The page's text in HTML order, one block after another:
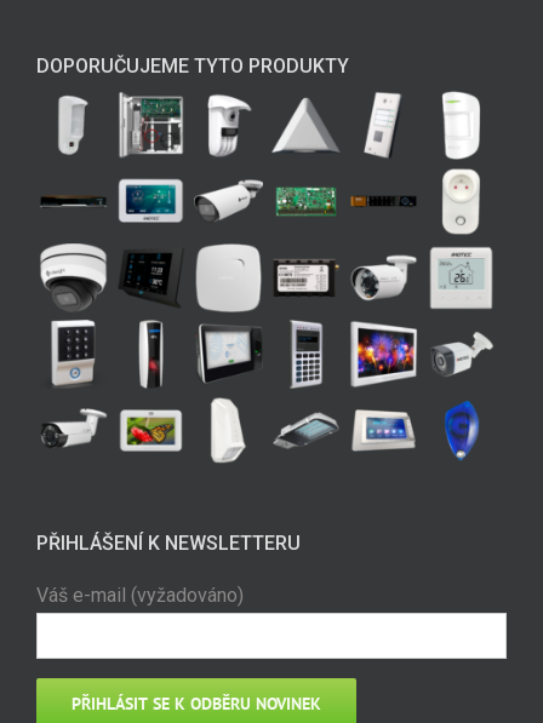
DOPORUČUJEME TYTO PRODUKTY
PŘIHLÁŠENÍ K NEWSLETTERU
Váš e-mail (vyžadováno)